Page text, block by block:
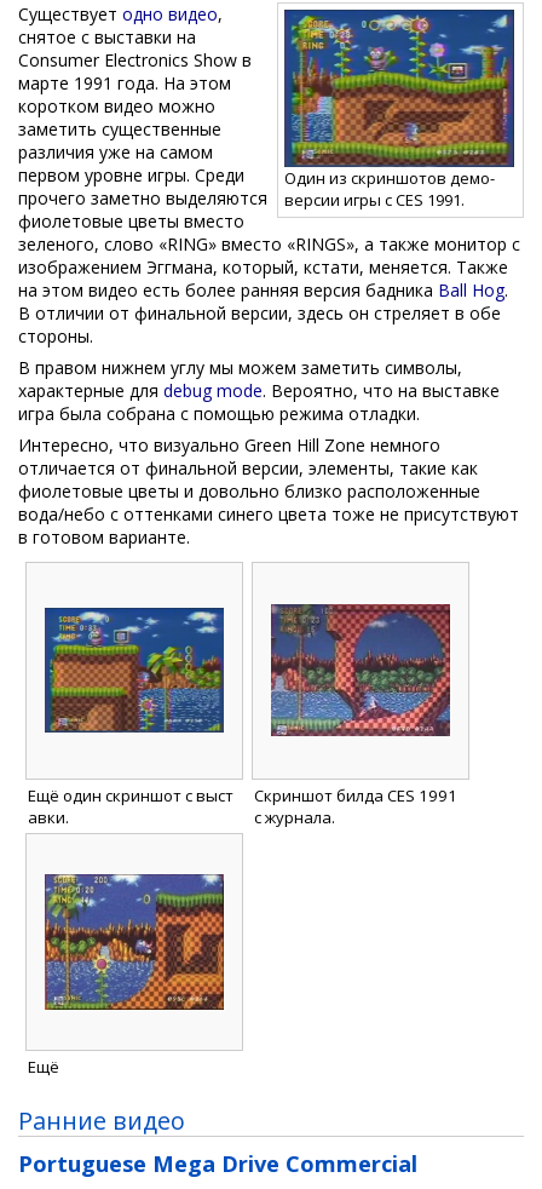
Один из скриншотов демо-
версии игры с CES 1991.
Существует одно видео,
снятое с выставки на
Consumer Electronics Show в
марте 1991 года. На этом
коротком видео можно
заметить существенные
различия уже на самом
первом уровне игры. Среди
прочего заметно выделяются
фиолетовые цветы вместо
зеленого, слово «RING» вместо «RINGS», а также монитор с
изображением Эггмана, который, кстати, меняется. Также
на этом видео есть более ранняя версия бадника Ball Hog.
В отличии от финальной версии, здесь он стреляет в обе
стороны.
В правом нижнем углу мы можем заметить символы,
характерные для debug mode. Вероятно, что на выставке
игра была собрана с помощью режима отладки.
Интересно, что визуально Green Hill Zone немного
отличается от финальной версии, элементы, такие как
фиолетовые цветы и довольно близко расположенные
вода/небо с оттенками синего цвета тоже не присутствуют
в готовом варианте.
Ещё один скриншот с выст
авки.
Скриншот билда CES 1991
с журнала.
Ещё
Ранние видео
Portuguese Mega Drive Commercial